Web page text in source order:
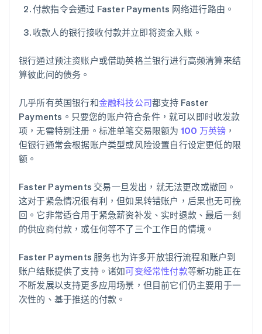
付款指令会通过 Faster Payments 网络进行路由。
收款人的银行接收付款并立即将资金入账。
银行通过预注资账户或借助英格兰银行进行高频清算来结
算彼此间的债务。
几乎所有英国银行和金融科技公司都支持 Faster
Payments。只要您的账户符合条件，就可以即时收发款
项，无需特别注册。标准单笔交易限额为 100 万英镑 ，
但银行通常会根据账户类型或风险设置自行设定更低的限
额。
Faster Payments 交易一旦发出，就无法更改或撤回。
这对于紧急情况很有利，但如果转错账户，后果也无可挽
回。它非常适合用于紧急薪资补发、实时退款、最后一刻
的供应商付款，或任何等不了三个工作日的情境。
Faster Payments 服务也为许多开放银行流程和账户到
账户结账提供了支持。诸如可变经常性付款等新功能正在
不断发展以支持更多应用场景，但目前它们仍主要用于一
次性的、基于推送的付款。